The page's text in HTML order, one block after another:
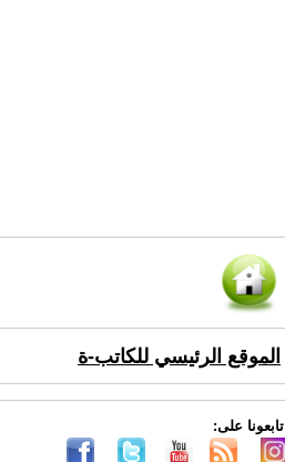
الموقع الرئيسي للكاتب-ة
تابعونا على: